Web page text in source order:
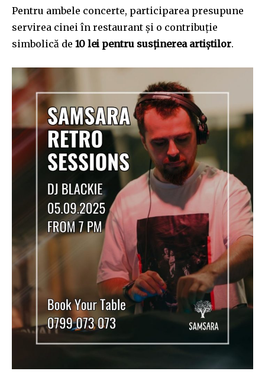
Pentru ambele concerte, participarea presupune
servirea cinei în restaurant și o contribuție
simbolică de 10 lei pentru susținerea artiștilor.